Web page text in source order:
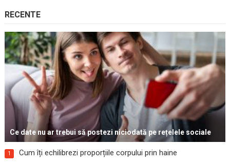
RECENTE
Ce date nu ar trebui să postezi niciodată pe rețelele sociale
1 Cum îți echilibrezi proporțiile corpului prin haine